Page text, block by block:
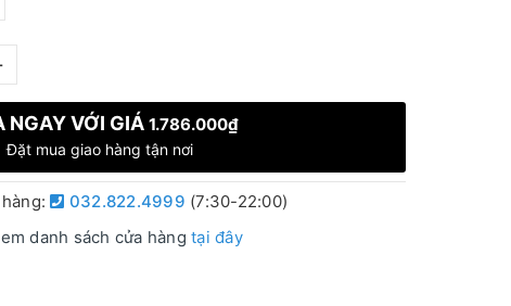
NGAY VỚI GIÁ 1.786.000₫
Đặt mua giao hàng tận nơi
hàng: 032.822.4999 (7:30-22:00)
danh sách cửa hàngtại đây